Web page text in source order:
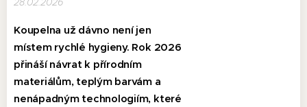
Koupelna už dávno není jen
místem rychlé hygieny. Rok 2026
přináší návrat k přírodním
materiálům, teplým barvám a
nenápadným technologiím, které